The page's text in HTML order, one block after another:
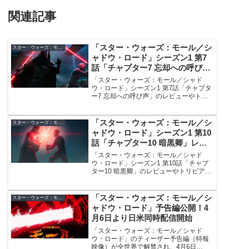
関連記事
「スター・ウォーズ：モール／シ
ャドウ・ロード」シーズン1 第7
話「チャプター7 忘却への呼び
声」レビュー／トリビアチェック
ポイント【ネタバレ注意】
「スター・ウォーズ：モール／シャド
ウ・ロード」シーズン1 第7話「チャプタ
ー7 忘却への呼び声」のレビューやトリ
スター・ウォーズ：モール／シャドウ・ロード
「スター・ウォーズ：モール／シ
ャドウ・ロード」シーズン1 第10
話「チャプター10 暗黒卿」レビ
ュー／トリビアチェックポイント
【ネタバレ注意】
「スター・ウォーズ：モール／シャド
ウ・ロード」シーズン1 第10話「チャプ
ター10 暗黒卿」のレビューやトリビア
スター・ウォーズ：モール／シャドウ・ロード
「スター・ウォーズ：モール／シ
ャドウ・ロード」予告編公開！4
月6日より日米同時配信開始
「スター・ウォーズ：モール／シャド
ウ・ロード」のティーザー予告編（特報
映像）が全世界で解禁され、4月6日